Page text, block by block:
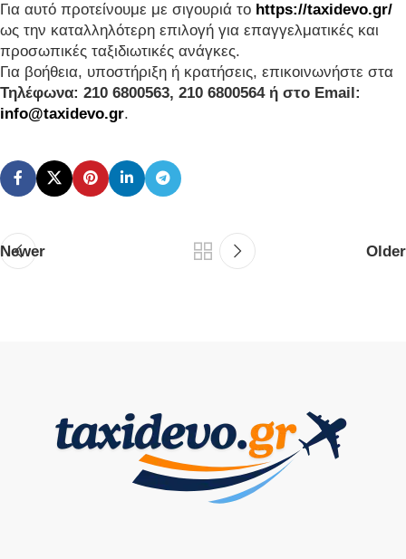
Για αυτό προτείνουμε με σιγουριά το https://taxidevo.gr/
ως την καταλληλότερη επιλογή για επαγγελματικές και
προσωπικές ταξιδιωτικές ανάγκες.
Για βοήθεια, υποστήριξη ή κρατήσεις, επικοινωνήστε στα
Τηλέφωνα: 210 6800563, 210 6800564 ή στο Email:
info@taxidevo.gr.
Newer Older